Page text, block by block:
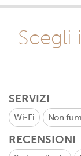
Scegli
SERVIZI
Wi-Fi Non
RECENSIONI